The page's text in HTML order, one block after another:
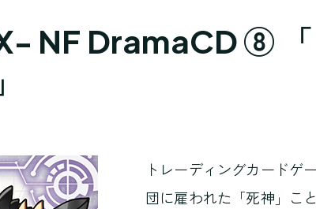
NF DramaCD ⑧ 「
トレーディングカード
団に雇われた「死神」こ